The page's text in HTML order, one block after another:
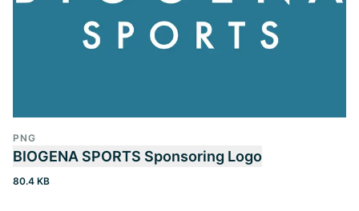
PNG
BIOGENA SPORTS Sponsoring Logo
80.4 KB